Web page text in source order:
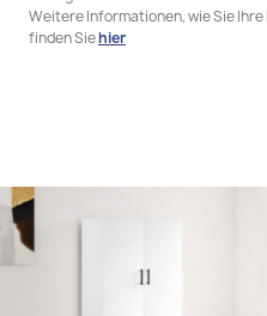
Weitere Informationen, wie Sie
finden Siehier